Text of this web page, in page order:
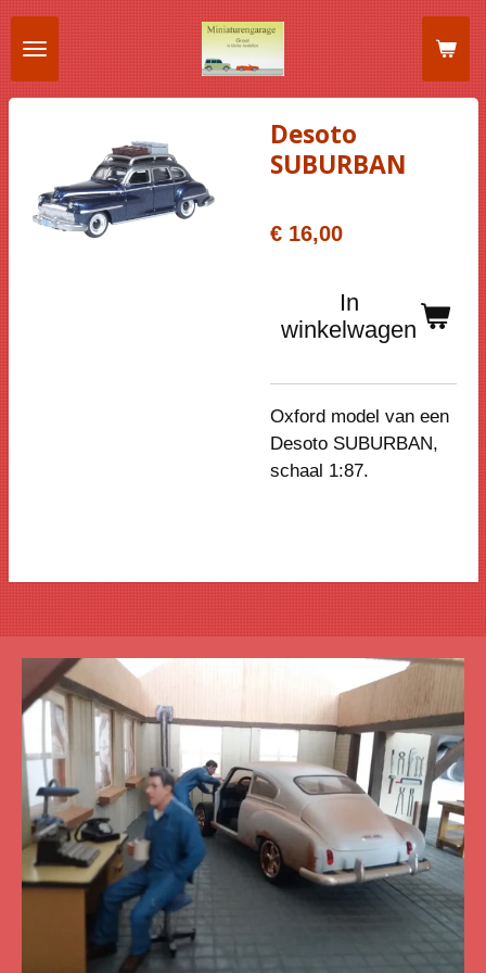
Ga
direct
naar
de
Desoto
SUBURBAN
€ 16,00
In
winkelwagen
Oxford model van een
Desoto SUBURBAN,
schaal 1:87.